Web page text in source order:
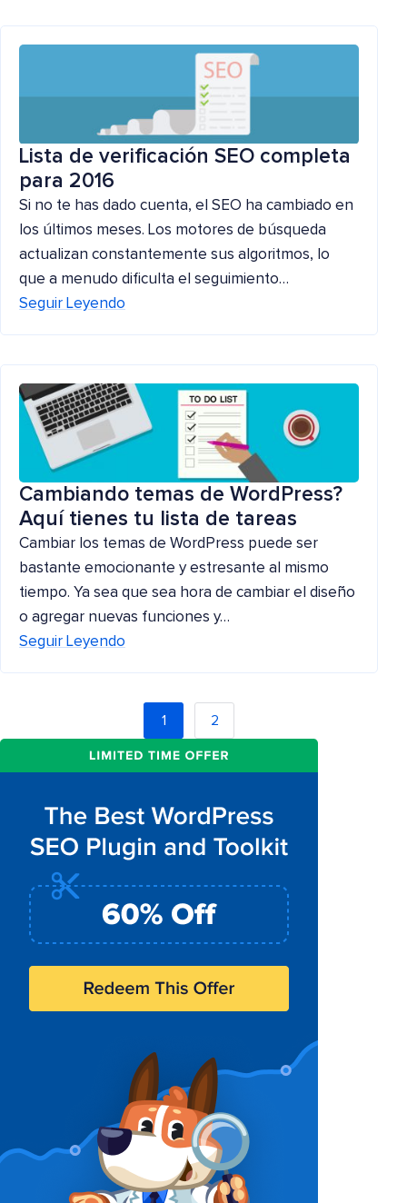
Lista de verificación SEO completa
para 2016
Si no te has dado cuenta, el SEO ha cambiado en
los últimos meses. Los motores de búsqueda
actualizan constantemente sus algoritmos, lo
que a menudo dificulta el seguimiento…
Seguir Leyendo
Cambiando temas de WordPress?
Aquí tienes tu lista de tareas
Cambiar los temas de WordPress puede ser
bastante emocionante y estresante al mismo
tiempo. Ya sea que sea hora de cambiar el diseño
o agregar nuevas funciones y…
Seguir Leyendo
1 2